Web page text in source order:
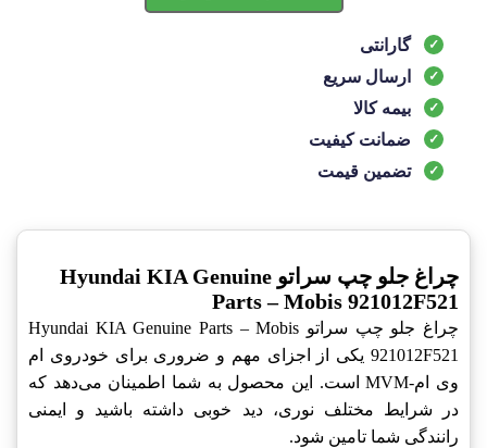
گارانتی
ارسال سریع
بیمه کالا
ضمانت کیفیت
تضمین قیمت
چراغ جلو چپ سراتو Hyundai KIA Genuine
Parts – Mobis 921012F521
چراغ جلو چپ سراتو Hyundai KIA Genuine Parts – Mobis
921012F521 یکی از اجزای مهم و ضروری برای خودروی ام
وی ام-MVM است. این محصول به شما اطمینان می‌دهد که
در شرایط مختلف نوری، دید خوبی داشته باشید و ایمنی
رانندگی شما تامین شود.